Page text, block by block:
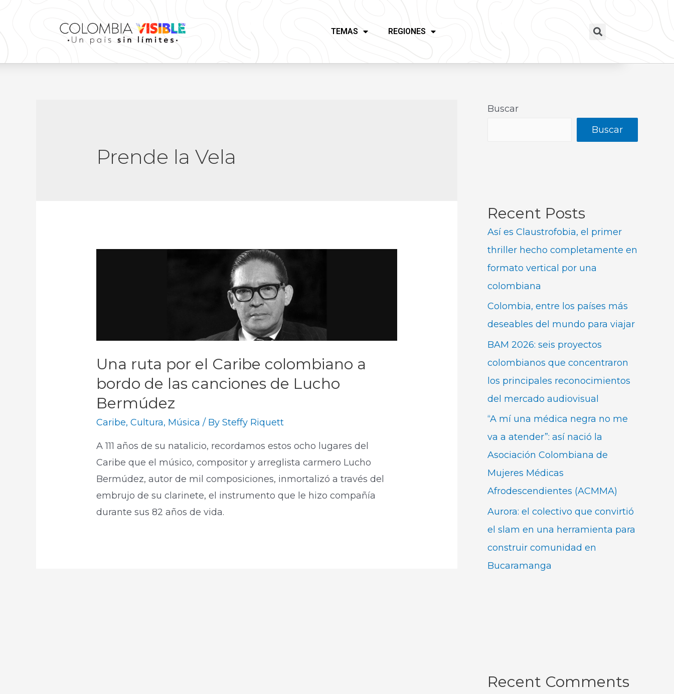
TEMAS REGIONES
Prende la Vela
Una ruta por el Caribe colombiano a
bordo de las canciones de Lucho
Bermúdez
Caribe,Cultura, Música / BySteffy Riquett
A 111 años de su natalicio, recordamos estos ocho lugares del
Caribe que el músico, compositor y arreglista carmero Lucho
Bermúdez, autor de mil composiciones, inmortalizó a través del
embrujo de su clarinete, el instrumento que le hizo compañía
durante sus 82 años de vida.​
Buscar
Buscar
Recent Posts
Así es Claustrofobia, el primer
thriller hecho completamente en
formato vertical por una
colombiana
Colombia, entre los países más
deseables del mundo para viajar
BAM 2026: seis proyectos
colombianos que concentraron
los principales reconocimientos
del mercado audiovisual
“A mí una médica negra no me
va a atender”: así nació la
Asociación Colombiana de
Mujeres Médicas
Afrodescendientes (ACMMA)
Aurora: el colectivo que convirtió
el slam en una herramienta para
construir comunidad en
Bucaramanga
Recent Comments